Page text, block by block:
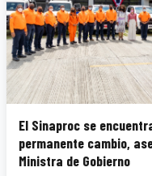
El Sinaproc se
permanente cambio, asegura
Ministra de Gobierno